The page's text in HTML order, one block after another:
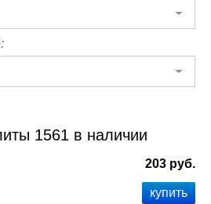
1561 в наличии
203 руб.